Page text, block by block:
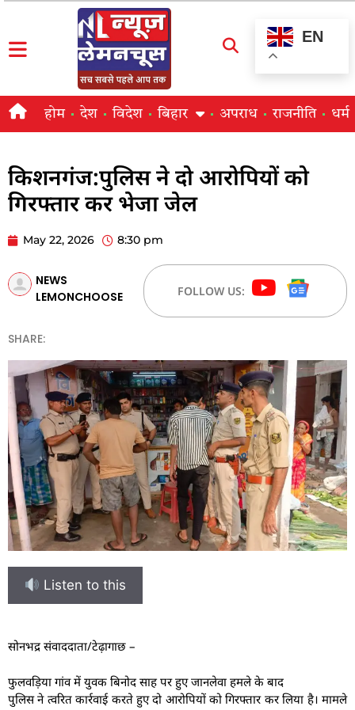
EN
होम देश विदेश बिहार अपराध राजनीति धर्म
किशनगंज:पुलिस ने दो आरोपियों को
गिरफ्तार कर भेजा जेल
May 22, 2026 8:30 pm
NEWS
LEMONCHOOSE
FOLLOW US:
SHARE:
Listen to this
सोनभद्र संवाददाता/टेढ़ागाछ –
फुलवड़िया गांव में युवक बिनोद साह पर हुए जानलेवा हमले के बाद
पुलिस ने त्वरित कार्रवाई करते हुए दो आरोपियों को गिरफ्तार कर लिया है। मामले